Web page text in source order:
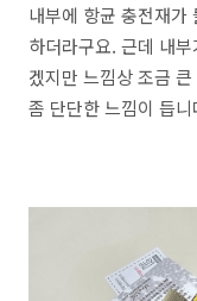
내부에 항균 충전재가
하더라구요. 근데 내
겠지만 느낌상 조금
좀 단단한 느낌이 듭니